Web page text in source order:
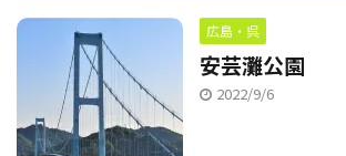
広島・呉
安芸灘公園
2022/9/6